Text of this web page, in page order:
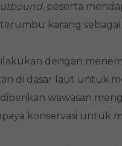
, peserta
karang
dengan
di dasar laut untuk
wawasan
konservasi untuk